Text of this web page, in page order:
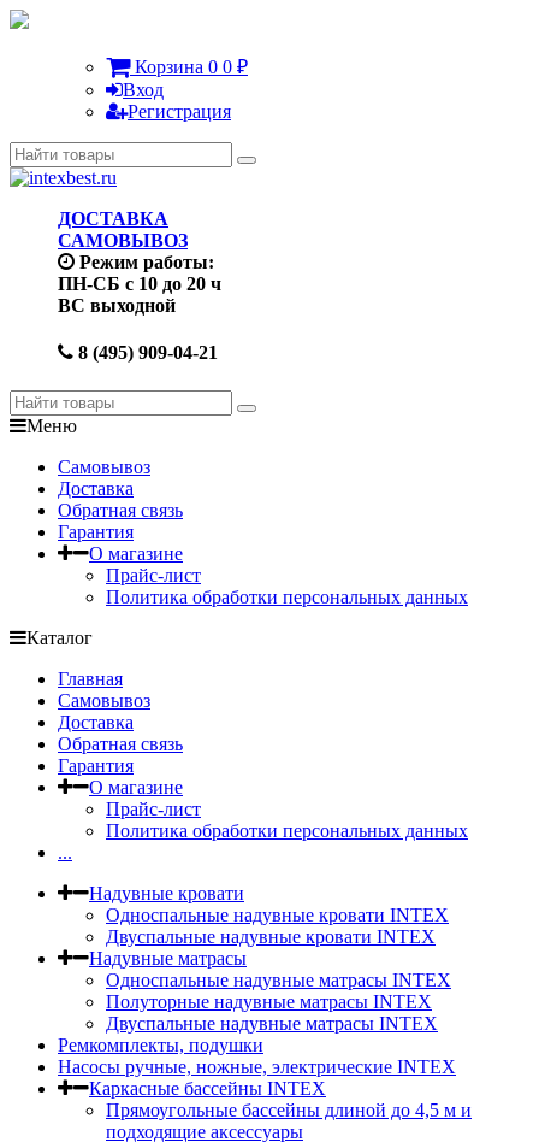
Корзина 0 0 ₽
Вход
Регистрация
ДОСТАВКА
САМОВЫВОЗ
Режим работы:
ПН-СБ с 10 до 20 ч
ВС выходной
8 (495) 909-04-21
Меню
Самовывоз
Доставка
Обратная связь
Гарантия
О магазине
Прайс-лист
Политика обработки персональных данных
Каталог
Главная
Самовывоз
Доставка
Обратная связь
Гарантия
О магазине
Прайс-лист
Политика обработки персональных данных
...
Надувные кровати
Односпальные надувные кровати INTEX
Двуспальные надувные кровати INTEX
Надувные матрасы
Односпальные надувные матрасы INTEX
Полуторные надувные матрасы INTEX
Двуспальные надувные матрасы INTEX
Ремкомплекты, подушки
Насосы ручные, ножные, электрические INTEX
Каркасные бассейны INTEX
Прямоугольные бассейны длиной до 4,5 м и
подходящие аксессуары